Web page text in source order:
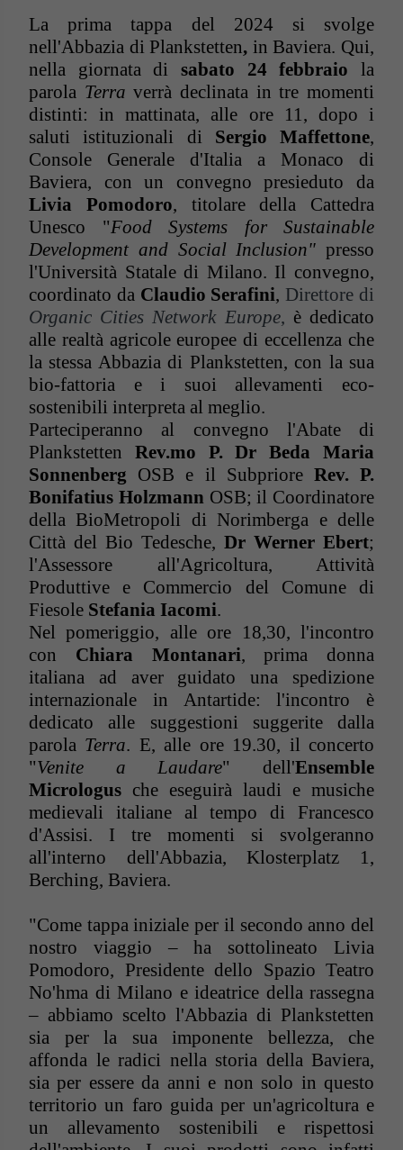
La prima tappa del 2024 si svolge
nell'Abbazia di Plankstetten, in Baviera. Qui,
nella giornata di sabato 24 febbraio la
parola Terra verrà declinata in tre momenti
distinti: in mattinata, alle ore 11, dopo i
saluti istituzionali di Sergio Maffettone,
Console Generale d'Italia a Monaco di
Baviera, con un convegno presieduto da
Livia Pomodoro, titolare della Cattedra
Unesco "Food Systems for Sustainable
Development and Social Inclusion" presso
l'Università Statale di Milano. Il convegno,
coordinato da Claudio Serafini, Direttore di
Organic Cities Network Europe, è dedicato
alle realtà agricole europee di eccellenza che
la stessa Abbazia di Plankstetten, con la sua
bio-fattoria e i suoi allevamenti eco-
sostenibili interpreta al meglio.
Parteciperanno al convegno l'Abate di
Plankstetten Rev.mo P. Dr Beda Maria
Sonnenberg OSB e il Subpriore Rev. P.
Bonifatius Holzmann OSB; il Coordinatore
della BioMetropoli di Norimberga e delle
Città del Bio Tedesche, Dr Werner Ebert;
l'Assessore all'Agricoltura, Attività
Produttive e Commercio del Comune di
Fiesole Stefania Iacomi.
Nel pomeriggio, alle ore 18,30, l'incontro
con Chiara Montanari, prima donna
italiana ad aver guidato una spedizione
internazionale in Antartide: l'incontro è
dedicato alle suggestioni suggerite dalla
parola Terra. E, alle ore 19.30, il concerto
"Venite a Laudare" dell'Ensemble
Micrologus che eseguirà laudi e musiche
medievali italiane al tempo di Francesco
d'Assisi. I tre momenti si svolgeranno
all'interno dell'Abbazia, Klosterplatz 1,
Berching, Baviera.
"Come tappa iniziale per il secondo anno del
nostro viaggio – ha sottolineato Livia
Pomodoro, Presidente dello Spazio Teatro
No'hma di Milano e ideatrice della rassegna
– abbiamo scelto l'Abbazia di Plankstetten
sia per la sua imponente bellezza, che
affonda le radici nella storia della Baviera,
sia per essere da anni e non solo in questo
territorio un faro guida per un'agricoltura e
un allevamento sostenibili e rispettosi